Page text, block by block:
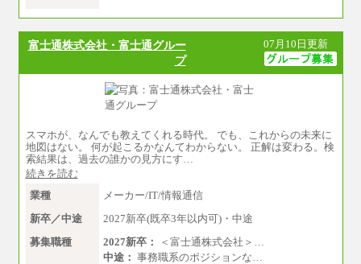
富士通株式会社・富士通グルー
プ
07月10日更新
スマホが、なんでも教えてくれる時代。 でも、これからの未来に
地図はない。 何が起こるかなんてわからない。 正解は変わる。検
索結果は、過去の誰かの見方にす…
続きを読む
業種
メーカー/IT/情報通信
新卒／中途
2027新卒(既卒3年以内可)・中途
募集職種
2027新卒：
＜富士通株式会社＞…
中途： 事務職系のポジションな…